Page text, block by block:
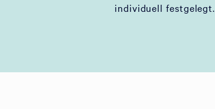
individuell festgelegt.